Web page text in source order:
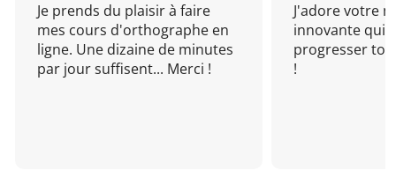
Je prends du plaisir à faire
mes cours d'orthographe en
ligne. Une dizaine de minutes
par jour suffisent... Merci !
J'adore votre
innovante qui
progresser
!